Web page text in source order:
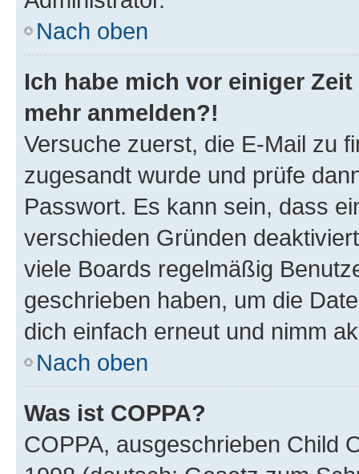
Nach oben
Ich habe mich vor einiger
mehr anmelden?!
Versuche zuerst, die E-Mail zu
zugesandt wurde und prüfe
Passwort. Es kann sein, dass
verschieden Gründen
viele Boards regelmäßig
geschrieben haben, um die
dich einfach erneut und nimm
Nach oben
Was ist COPPA?
COPPA, ausgeschrieben Child